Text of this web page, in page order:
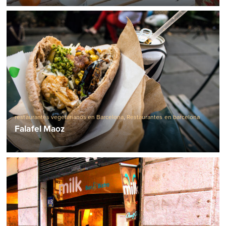
restaurantes vegetarianos en Barcelona Restaurantes en barcelona
Falafel Maoz